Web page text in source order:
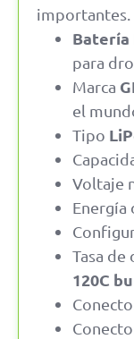
importantes.
Batería
para
Marca
el
Tipo
Voltaje
Energía
Tasa de
120C